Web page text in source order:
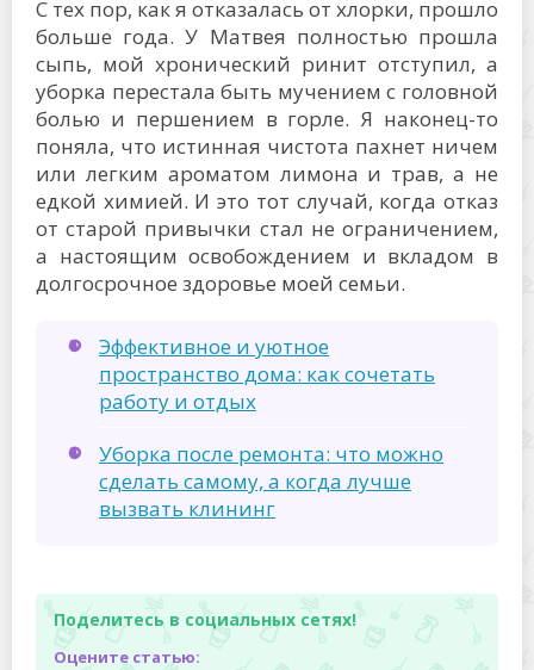
С тех пор, как я отказалась от хлорки, прошло
больше года. У Матвея полностью прошла
сыпь, мой хронический ринит отступил, а
уборка перестала быть мучением с головной
болью и першением в горле. Я наконец-то
поняла, что истинная чистота пахнет ничем
или легким ароматом лимона и трав, а не
едкой химией. И это тот случай, когда отказ
от старой привычки стал не ограничением,
а настоящим освобождением и вкладом в
долгосрочное здоровье моей семьи.
Эффективное и уютное
пространство дома: как сочетать
работу и отдых
Уборка после ремонта: что можно
сделать самому, а когда лучше
вызвать клининг
Поделитесь в социальных сетях!
Оцените статью: